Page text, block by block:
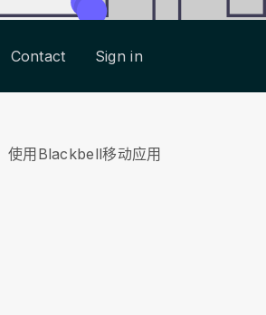
Contact Sign in
使用 Blackbell移动应用